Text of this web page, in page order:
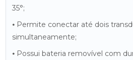
35°;
⦁ Permite conectar até dois
simultaneamente;
⦁ Possui bateria removível com